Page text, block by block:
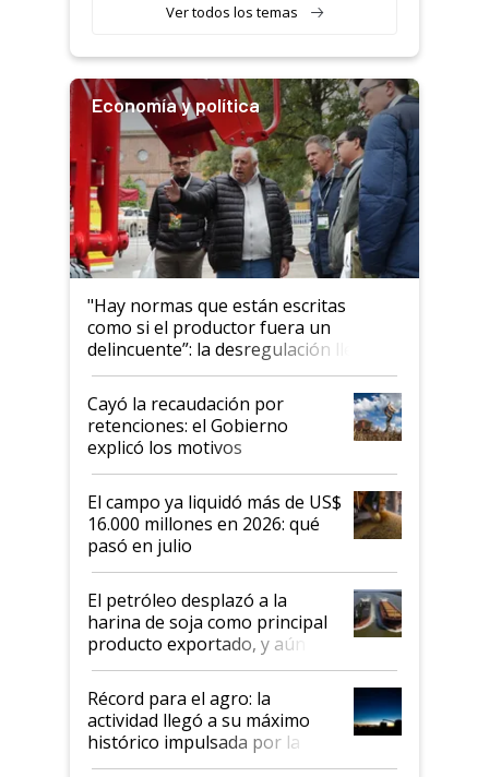
Ver todos los temas
Economía y política
"Hay normas que están escritas
como si el productor fuera un
delincuente”: la desregulación llegó
al Congreso Aapresid y hasta se
habló del financiamiento al IPCVA
Cayó la recaudación por
retenciones: el Gobierno
explicó los motivos
El campo ya liquidó más de US$
16.000 millones en 2026: qué
pasó en julio
El petróleo desplazó a la
harina de soja como principal
producto exportado, y aún así
el agro aportó casi seis de cada
diez dólares y sostuvo el
liderazgo en un semestre
récord
Récord para el agro: la
actividad llegó a su máximo
histórico impulsada por la
cosecha y las exportaciones